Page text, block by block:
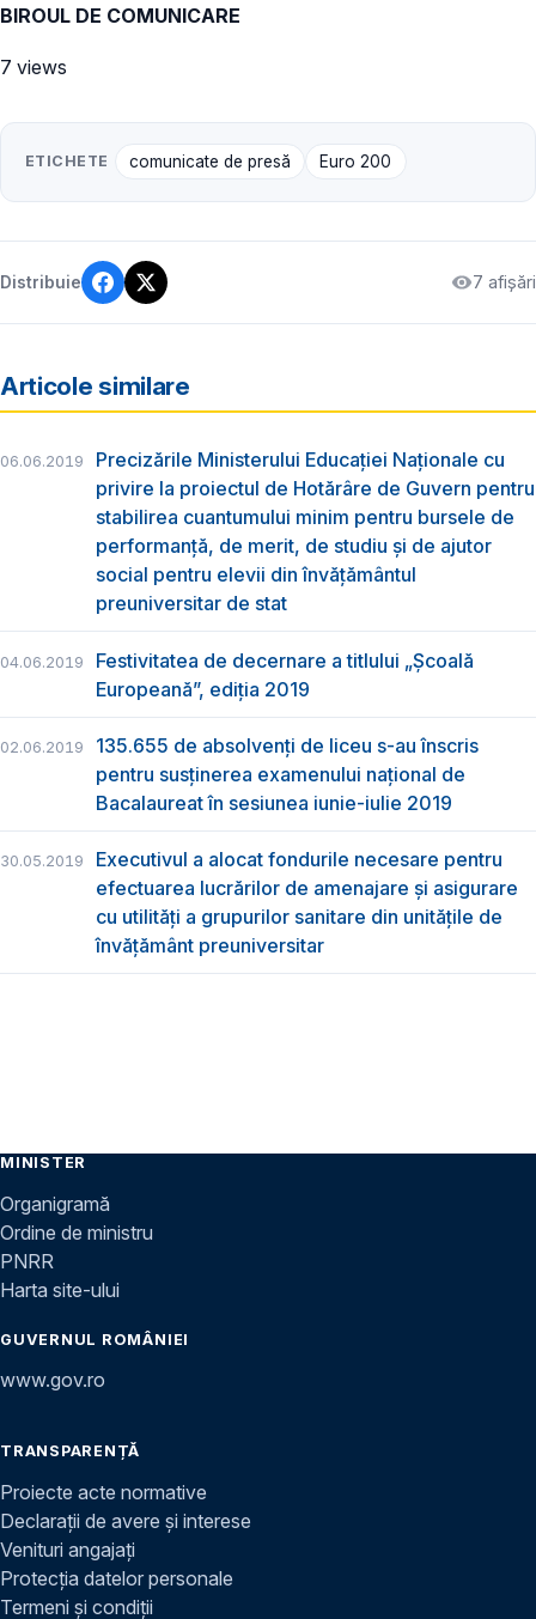
BIROUL DE COMUNICARE
7 views
ETICHETE comunicate de presă Euro 200
Distribuie 7 afișări
Articole similare
06.06.2019
Precizările Ministerului Educației Naționale cu
privire la proiectul de Hotărâre de Guvern pentru
stabilirea cuantumului minim pentru bursele de
performanță, de merit, de studiu și de ajutor
social pentru elevii din învățământul
preuniversitar de stat
04.06.2019
Festivitatea de decernare a titlului „Şcoală
Europeană”, ediția 2019
02.06.2019
135.655 de absolvenţi de liceu s-au înscris
pentru susţinerea examenului naţional de
Bacalaureat în sesiunea iunie-iulie 2019
30.05.2019
Executivul a alocat fondurile necesare pentru
efectuarea lucrărilor de amenajare și asigurare
cu utilități a grupurilor sanitare din unitățile de
învățământ preuniversitar
MINISTER
Organigramă
Ordine de ministru
PNRR
Harta site-ului
GUVERNUL ROMÂNIEI
www.gov.ro
TRANSPARENȚĂ
Proiecte acte normative
Declarații de avere și interese
Venituri angajați
Protecția datelor personale
Termeni și condiții